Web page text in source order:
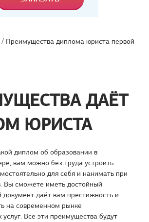
/ Преимущества диплома юриста первой
ДАЁТ
ЮРИСТА
диплом об образовании в
вам можно без труда устроить
для себя и нанимать при
Вы сможете иметь достойный
документ даёт вам престижность и
на современном рынке
услуг. Все эти преимущества будут